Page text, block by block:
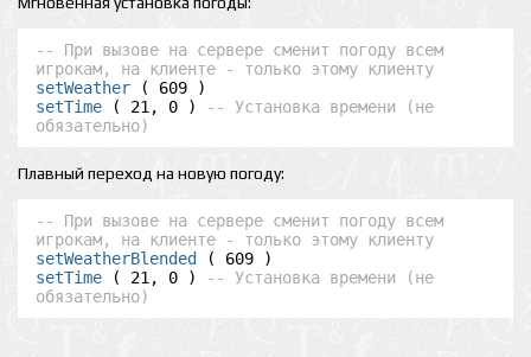
-- При вызове на сервере сменит погоду всем
игрокам, на клиенте - только этому клиенту
setWeather
setTime ( 21, 0 )
-- Установка времени (не
обязательно)
Плавный переход на новую погоду:
-- При вызове на сервере сменит погоду всем
игрокам, на клиенте - только этому клиенту
setWeatherBlended
setTime ( 21, 0 )
-- Установка времени (не
обязательно)